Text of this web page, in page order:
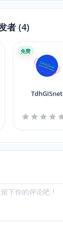
者 (4)
TdhGISnet
免费